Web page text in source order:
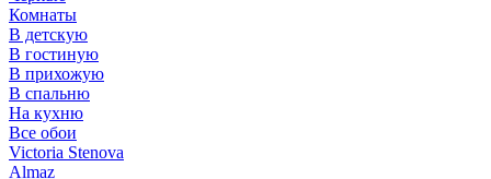
Комнаты
В детскую
В гостиную
В прихожую
В спальню
На кухню
Все обои
Victoria Stenova
Almaz